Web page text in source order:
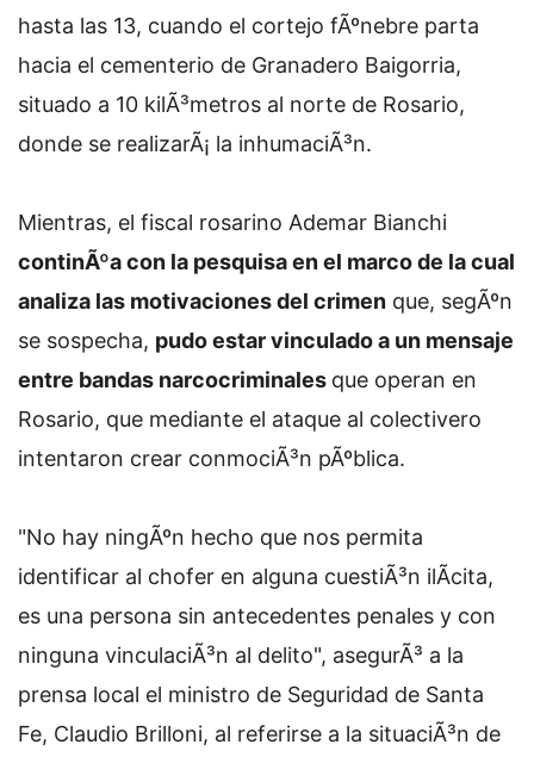
hasta las 13, cuando el cortejo fÃºnebre parta
hacia el cementerio de Granadero Baigorria,
situado a 10 kilÃ³metros al norte de Rosario,
donde se realizarÃ¡ la inhumaciÃ³n.
Mientras, el fiscal rosarino Ademar Bianchi
continÃºa con la pesquisa en el marco de la cual
analiza las motivaciones del crimen que, segÃºn
se sospecha, pudo estar vinculado a un mensaje
entre bandas narcocriminales que operan en
Rosario, que mediante el ataque al colectivero
intentaron crear conmociÃ³n pÃºblica.
"No hay ningÃºn hecho que nos permita
identificar al chofer en alguna cuestiÃ³n ilÃ­cita,
es una persona sin antecedentes penales y con
ninguna vinculaciÃ³n al delito", asegurÃ³ a la
prensa local el ministro de Seguridad de Santa
Fe, Claudio Brilloni, al referirse a la situaciÃ³n de